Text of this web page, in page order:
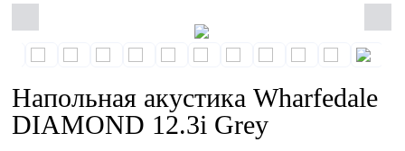
Напольная акустика Wharfedale
DIAMOND 12.3i Grey